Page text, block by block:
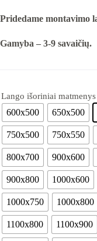
Pridedame montavimo
Gamyba – 3-9 savaičių.
Lango išoriniai
600x500 650x500
750x500 750x550
800x700 900x600
900x800 1000x600
1000x750 1000x800
1100x800 1100x900